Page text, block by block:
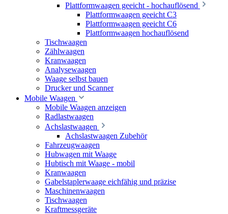
Plattformwaagen geeicht - hochauflösend
Plattformwaagen geeicht C3
Plattformwaagen geeicht C6
Plattformwaagen hochauflösend
Tischwaagen
Zählwaagen
Kranwaagen
Analysewaagen
Waage selbst bauen
Drucker und Scanner
Mobile Waagen
Mobile Waagen anzeigen
Radlastwaagen
Achslastwaagen
Achslastwaagen Zubehör
Fahrzeugwaagen
Hubwagen mit Waage
Hubtisch mit Waage - mobil
Kranwaagen
Gabelstaplerwaage eichfähig und präzise
Maschinenwaagen
Tischwaagen
Kraftmessgeräte